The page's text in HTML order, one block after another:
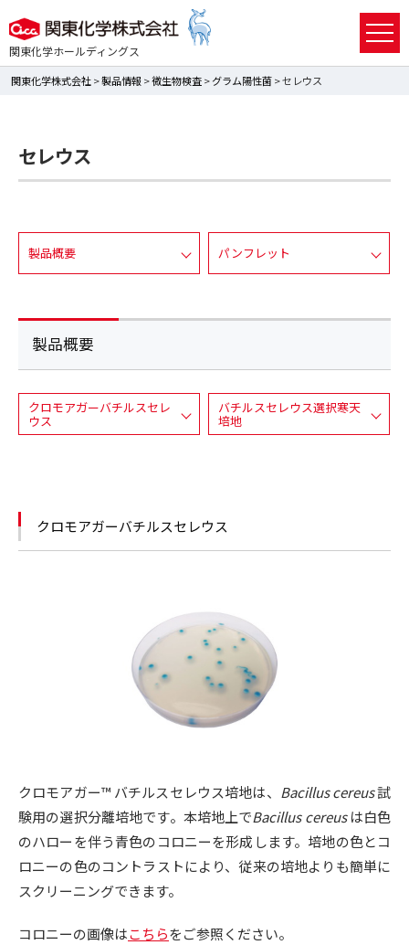
関東化学ホールディングス
関東化学株式会社>製品情報>微生物検査>グラム陽性菌> セレウス
セレウス
製品概要 パンフレット
製品概要
クロモアガーバチルスセレ
ウス
バチルスセレウス選択寒天
培地
クロモアガーバチルスセレウス
クロモアガー™ バチルスセレウス培地は、 Bacillus cereus試
験用の選択分離培地です。本培地上でBacillus cereusは白色
のハローを伴う青色のコロニーを形成します。培地の色とコ
ロニーの色のコントラストにより、従来の培地よりも簡単に
スクリーニングできます。
コロニーの画像はこちらをご参照ください。